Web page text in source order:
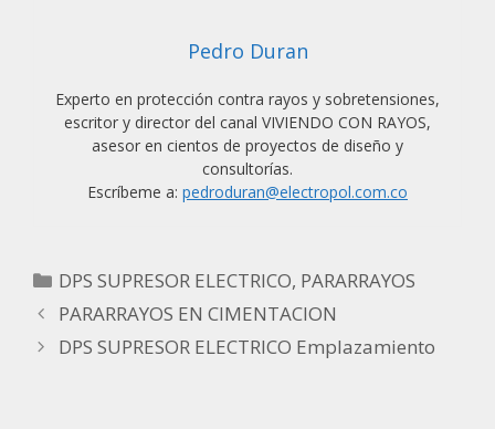
Pedro Duran
Experto en protección contra rayos y sobretensiones,
escritor y director del canal VIVIENDO CON RAYOS,
asesor en cientos de proyectos de diseño y
consultorías.
Escríbeme a: pedroduran@electropol.com.co
Categorías
DPS SUPRESOR ELECTRICO, PARARRAYOS
PARARRAYOS EN CIMENTACION
DPS SUPRESOR ELECTRICO Emplazamiento